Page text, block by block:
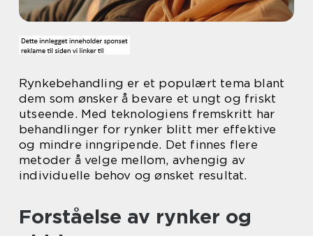
Rynkebehandling er et populært tema blant
dem som ønsker å bevare et ungt og friskt
utseende. Med teknologiens fremskritt har
behandlinger for rynker blitt mer effektive
og mindre inngripende. Det finnes flere
metoder å velge mellom, avhengig av
individuelle behov og ønsket resultat.
Forståelse av rynker og